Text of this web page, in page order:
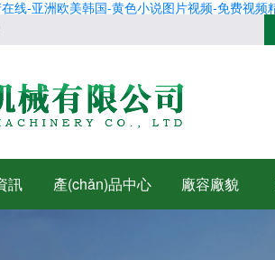
线-亚洲欧美韩国-黄色小说图片视频-免费视
訊 產(chǎn)品中心 廠容廠貌